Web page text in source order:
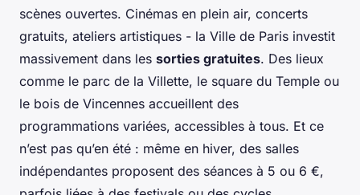
scènes ouvertes. Cinémas en plein air, concerts
gratuits, ateliers artistiques - la Ville de Paris investit
massivement dans les sorties gratuites. Des lieux
comme le parc de la Villette, le square du Temple ou
le bois de Vincennes accueillent des
programmations variées, accessibles à tous. Et ce
n’est pas qu’en été : même en hiver, des salles
indépendantes proposent des séances à 5 ou 6 €,